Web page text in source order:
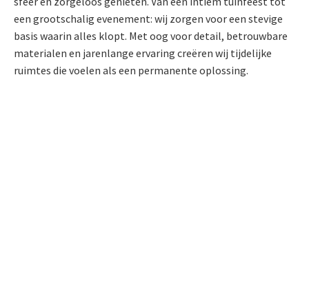
een grootschalig evenement: wij zorgen voor een stevige
basis waarin alles klopt. Met oog voor detail, betrouwbare
materialen en jarenlange ervaring creëren wij tijdelijke
ruimtes die voelen als een permanente oplossing.